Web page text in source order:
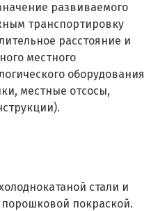
развиваемого
транспортировку
расстояние и
местного
оборудования
местные отсосы,
стали и
покраской.